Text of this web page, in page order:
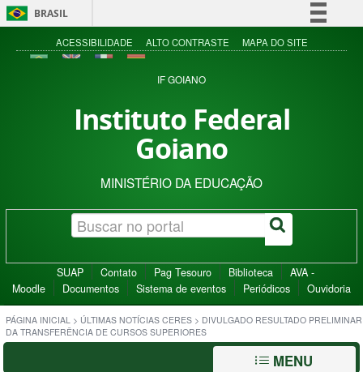
BRASIL
Simplifique!
Acesso à informação
ACESSIBILIDADE ALTO CONTRASTE MAPA DO SITE
IF GOIANO
Instituto Federal
Goiano
MINISTÉRIO DA EDUCAÇÃO
SUAP Contato Pag Tesouro Biblioteca
AVA -
Moodle
Documentos Sistema de eventos Periódicos Ouvidoria
PÁGINA INICIAL > ÚLTIMAS NOTÍCIAS CERES > DIVULGADO RESULTADO PRELIMINAR
DA TRANSFERÊNCIA DE CURSOS SUPERIORES
MENU